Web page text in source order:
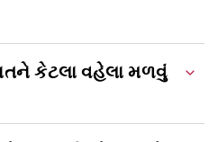
કેટલા વહેલા મળવું